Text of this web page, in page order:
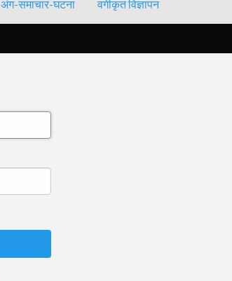
अंग-समाचार-घटना वर्गीकृत विज्ञापन